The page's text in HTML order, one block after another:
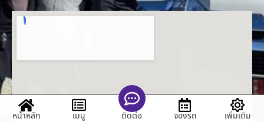
หน้าหลัก เมนู ติดต่อ จองรถ เพิ่มเติม